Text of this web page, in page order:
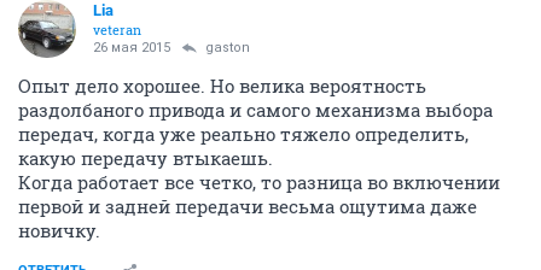
Lia
veteran
26 мая 2015 gaston
Опыт дело хорошее. Но велика вероятность
раздолбаного привода и самого механизма выбора
передач, когда уже реально тяжело определить,
какую передачу втыкаешь.
Когда работает все четко, то разница во включении
первой и задней передачи весьма ощутима даже
новичку.